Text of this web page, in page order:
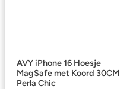
AVY iPhone 16 Hoesje
MagSafe met Koord 30CM
Perla Chic